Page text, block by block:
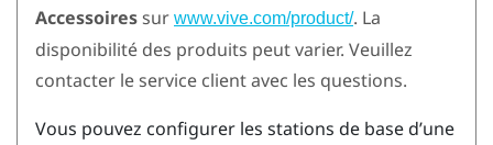
Accessoiressur www.vive.com/product/. La
disponibilité des produits peut varier. Veuillez
contacter le service client avec les questions.
Vous pouvez configurer les stations de base d’une